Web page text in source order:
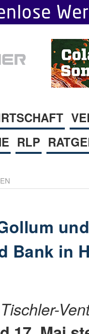
RLP
Bank in